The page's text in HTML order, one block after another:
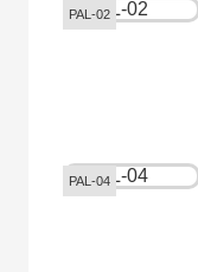
PAL-02
PAL-04